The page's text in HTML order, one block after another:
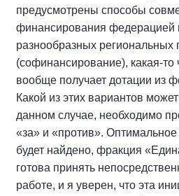
предусмотрены способы
финансирования федерацией
разнообразных региональных
(софинансирование), какая-то
вообще получает дотации из
Какой из этих вариантов
данном случае, необходимо
«за» и «против».
будет найдено, фракция
готова принять
работе, и я уверен, что эта